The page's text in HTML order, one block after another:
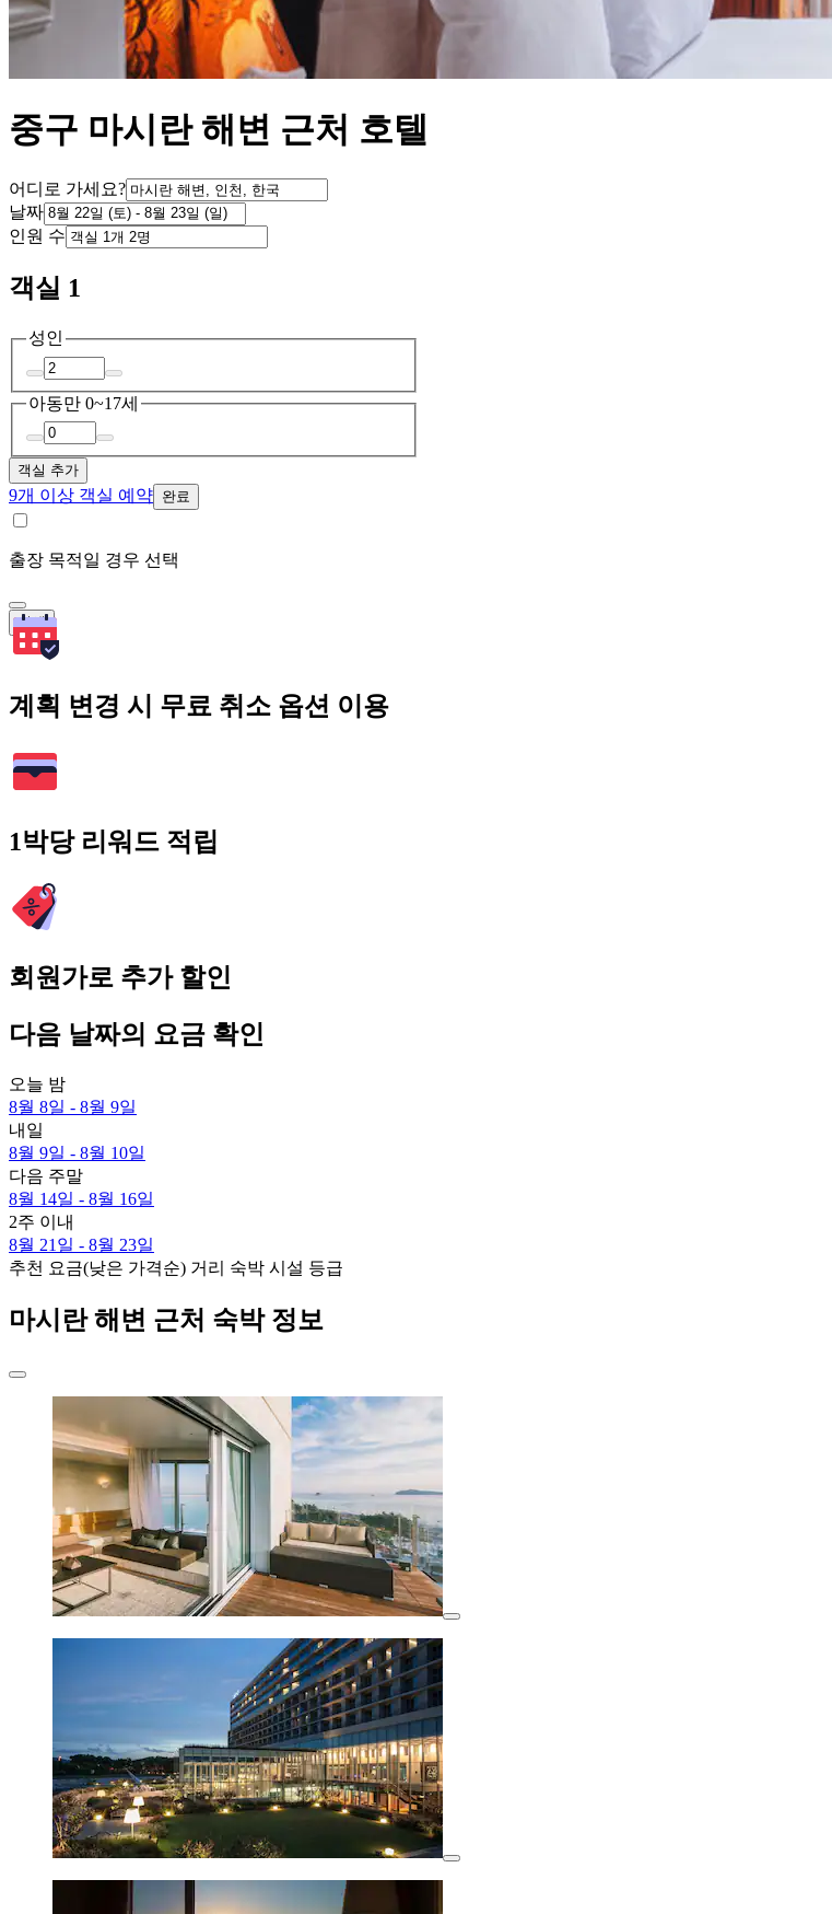
중구 마시란 해변 근처 호텔
어디로 가세요?
날짜
인원 수
객실 1
성인
아동만 0~17세
객실 추가
9개 이상 객실 예약 완료
출장 목적일 경우 선택
검색
계획 변경 시 무료 취소 옵션 이용
1박당 리워드 적립
회원가로 추가 할인
다음 날짜의 요금 확인
오늘 밤
8월 8일 - 8월 9일
내일
8월 9일 - 8월 10일
다음 주말
8월 14일 - 8월 16일
2주 이내
8월 21일 - 8월 23일
추천 요금(낮은 가격순) 거리 숙박 시설 등급
마시란 해변 근처 숙박 정보